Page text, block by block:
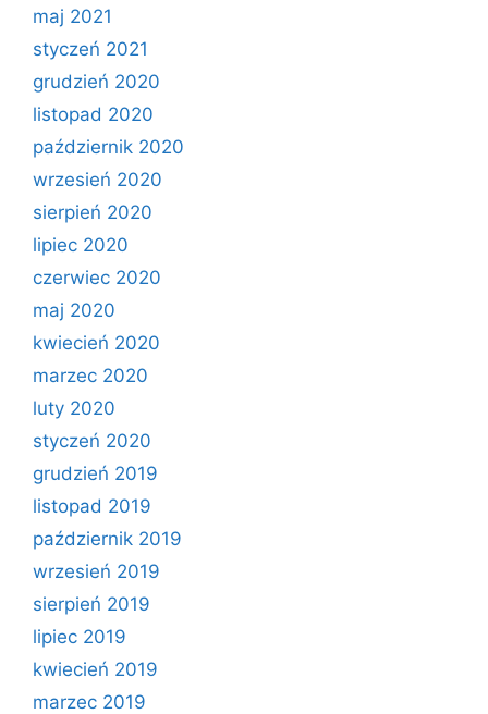
maj 2021
styczeń 2021
grudzień 2020
listopad 2020
październik 2020
wrzesień 2020
sierpień 2020
lipiec 2020
czerwiec 2020
maj 2020
kwiecień 2020
marzec 2020
luty 2020
styczeń 2020
grudzień 2019
listopad 2019
październik 2019
wrzesień 2019
sierpień 2019
lipiec 2019
kwiecień 2019
marzec 2019